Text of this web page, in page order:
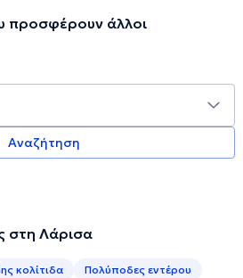
προσφέρουν άλλοι
Αναζήτηση
στη Λάρισα
κολίτιδα
Πολύποδες εντέρου